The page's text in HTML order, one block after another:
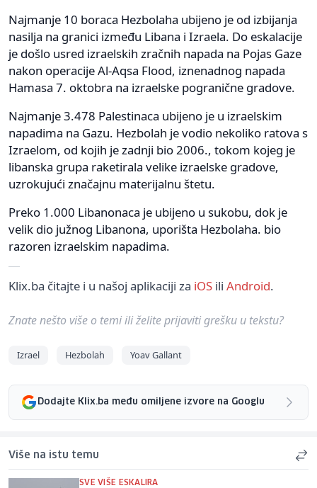
Najmanje 10 boraca Hezbolaha ubijeno je od izbijanja
nasilja na granici između Libana i Izraela. Do eskalacije
je došlo usred izraelskih zračnih napada na Pojas Gaze
nakon operacije Al-Aqsa Flood, iznenadnog napada
Hamasa 7. oktobra na izraelske pogranične gradove.
Najmanje 3.478 Palestinaca ubijeno je u izraelskim
napadima na Gazu. Hezbolah je vodio nekoliko ratova s
​​Izraelom, od kojih je zadnji bio 2006., tokom kojeg je
libanska grupa raketirala velike izraelske gradove,
uzrokujući značajnu materijalnu štetu.
Preko 1.000 Libanonaca je ubijeno u sukobu, dok je
velik dio južnog Libanona, uporišta Hezbolaha. bio
razoren izraelskim napadima.
Klix.ba čitajte i u našoj aplikaciji za iOS ili Android.
Znate nešto više o temi ili želite prijaviti grešku u tekstu?
Izrael Hezbolah Yoav Gallant
Dodajte Klix.ba među omiljene izvore na Googlu
Više na istu temu
SVE VIŠE ESKALIRA